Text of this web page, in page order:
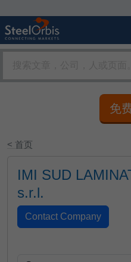
免
< 首页
IMI SUD
s.r.l.